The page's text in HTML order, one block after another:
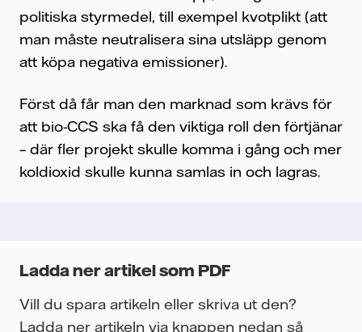
politiska styrmedel, till exempel kvotplikt (att
man måste neutralisera sina utsläpp genom
att köpa negativa emissioner).
Först då får man den marknad som krävs för
att bio-CCS ska få den viktiga roll den förtjänar
– där fler projekt skulle komma i gång och mer
koldioxid skulle kunna samlas in och lagras.
Ladda ner artikel som PDF
Vill du spara artikeln eller skriva ut den?
Ladda ner artikeln via knappen nedan så